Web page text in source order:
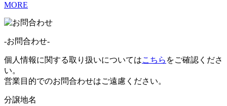
MORE
-お問合わせ-
個人情報に関する取り扱いについてはこちら をご確認くださ
い。
営業目的でのお問合わせはご遠慮ください。
分譲地名